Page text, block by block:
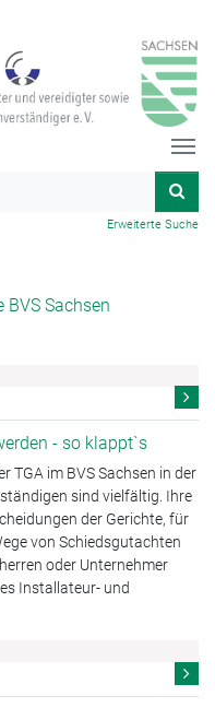
Erweiterte Suche
Sachsen
- so klappt`s
TGA im BVS Sachsen in der
sind vielfältig. Ihre
der Gerichte, für
von Schiedsgutachten
oder Unternehmer
Installateur- und